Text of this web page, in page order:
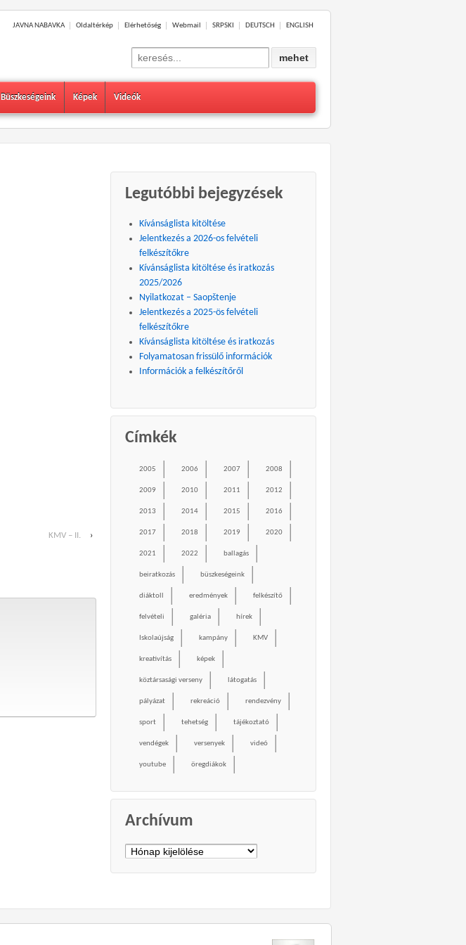
JAVNA NABAVKA Oldaltérkép Elérhetőség Webmail SRPSKI DEUTSCH ENGLISH
Search
for:
Büszkeségeink Képek Videók
KMV – II. ›
Legutóbbi bejegyzések
Kívánságlista kitöltése
Jelentkezés a 2026-os felvételi
felkészítőkre
Kívánságlista kitöltése és iratkozás
2025/2026
Nyilatkozat – Saopštenje
Jelentkezés a 2025-ös felvételi
felkészítőkre
Kívánságlista kitöltése és iratkozás
Folyamatosan frissülő információk
Információk a felkészítőről
Címkék
2005 2006 2007 2008
2009 2010 2011 2012
2013 2014 2015 2016
2017 2018 2019 2020
2021 2022 ballagás
beiratkozás büszkeségeink
diáktoll eredmények felkészítő
felvételi galéria hírek
Iskolaújság kampány KMV
kreativítás képek
köztársasági verseny látogatás
pályázat rekreáció rendezvény
sport tehetség tájékoztató
vendégek versenyek videó
youtube öregdiákok
Archívum
Archívum